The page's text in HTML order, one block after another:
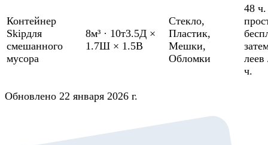
Контейнер
Skipдля
смешанного
мусора
8м³ · 10т3.5Д ×
1.7Ш × 1.5В
Стекло,
Пластик,
Мешки,
Обломки
48 ч.
леев
ч.
Обновлено 22 января 2026 г.